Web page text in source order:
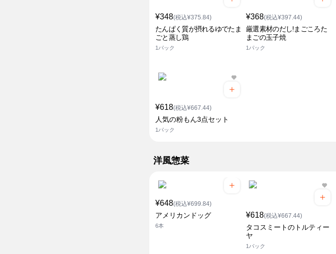
¥348(税込¥375.84)
たんぱく質が摂れるゆでたま
ごと蒸し鶏
1パック
¥368(税込¥397.44)
厳選素材のだし!まごころた
まごの玉子焼
1パック
¥618(税込¥667.44)
人気の粉もん3点セット
1パック
洋風惣菜
¥648(税込¥699.84)
アメリカンドッグ
6本
¥618(税込¥667.44)
タコスミートのトルティー
ヤ
1パック